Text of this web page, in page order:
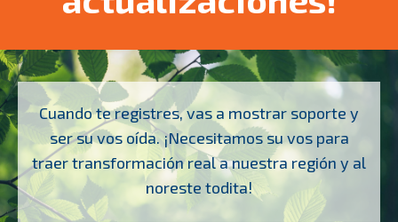
Cuando te registres, vas a mostrar soporte y
ser su vos oída. ¡Necesitamos su vos para
traer transformación real a nuestra región y al
noreste todita!